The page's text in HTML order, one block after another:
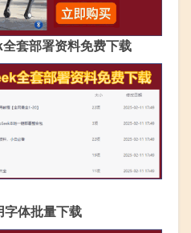
套部署资料免费下载
字体批量下载